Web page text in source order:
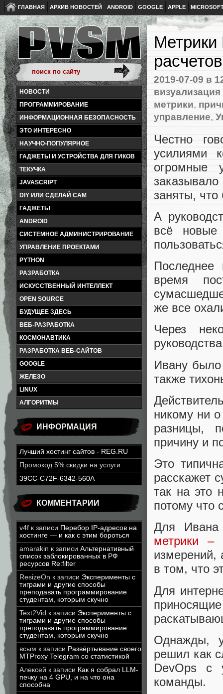
ГЛАВНАЯ АРХИВ НОВОСТЕЙ ANDROID GOOGLE APPLE
НОВОСТИ
ПРОГРАММИРОВАНИЕ
ИНФОРМАЦИОННАЯ БЕЗОПАСНОСТЬ
ЭТО ИНТЕРЕСНО
НАУЧНО-ПОПУЛЯРНОЕ
ГАДЖЕТЫ И УСТРОЙСТВА ДЛЯ ГИКОВ
ТЕКУЧКА
JAVASCRIPT
DIY ИЛИ СДЕЛАЙ САМ
ГАДЖЕТЫ
ANDROID
СИСТЕМНОЕ АДМИНИСТРИРОВАНИЕ
УПРАВЛЕНИЕ ПРОЕКТАМИ
PYTHON
РАЗРАБОТКА
ИСКУССТВЕННЫЙ ИНТЕЛЛЕКТ
OPEN SOURCE
БУДУЩЕЕ ЗДЕСЬ
ВЕБ-РАЗРАБОТКА
КОСМОНАВТИКА
РАЗРАБОТКА ВЕБ-САЙТОВ
GOOGLE
ЖЕЛЕЗО
LINUX
АЛГОРИТМЫ
ИНФОРМАЦИЯ
Лучший хостинг сайтов - REG.RU
Промокод 5% скидки на услуги
39CC-C72F-6342-560A
КОММЕНТАРИИ
v4f к записи Перебор IP-адресов на
хостинге — и как с этим бороться
amarakin к записи Альтернативный
список заблокированных в РФ
ресурсов Re:filter
ResizeOn к записи Эксперименты с
тиграми и другие способы
преподавать программирование
студентам, которым скучно
Text2Vid к записи Эксперименты с
тиграми и другие способы
преподавать программирование
студентам, которым скучно
всым к записи Развёртывание своего
MTProxy Telegram со статистикой
Алексей к записи Как я собрал LLM-
печку на 4 GPU, и на что она
способна
Метрики
расчетов
2019-07-09 в
метрики,
управление,
Честно
усилиями
огромные
заняты, что
А
всё новые
время
же все
Через
Ивану было
также
никому ни
разницы,
причину и
Это
расскажет
так на это
потому что
Для
метрики –
измерений,
в том, что
Для
Однажды,
решил как
DevOps с
команды.